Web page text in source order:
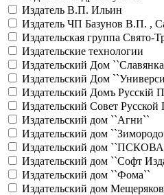
Издатель В.П. Ильин
Издатель ЧП Базунов В.П. ,
Издательская группа Свято-
Издательские технологии
Издательский Дом
Издательский Дом
Издательский Домъ Русскiй
Издательский Совет
Издательский дом ``Агни``
Издательский дом
Издательский дом
Издательский дом ``Софт
Издательский дом ``Фома``
Издательский дом